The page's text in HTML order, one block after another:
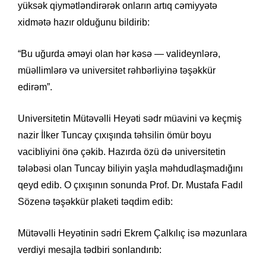
yüksək qiymətləndirərək onların artıq cəmiyyətə
xidmətə hazır olduğunu bildirib:
“Bu uğurda əməyi olan hər kəsə — valideynlərə,
müəllimlərə və universitet rəhbərliyinə təşəkkür
edirəm”.
Universitetin Mütəvəlli Heyəti sədr müavini və keçmiş
nazir İlker Tuncay çıxışında təhsilin ömür boyu
vacibliyini önə çəkib. Hazırda özü də universitetin
tələbəsi olan Tuncay biliyin yaşla məhdudlaşmadığını
qeyd edib. O çıxışının sonunda Prof. Dr. Mustafa Fadıl
Sözenə təşəkkür plaketi təqdim edib:
Mütəvəlli Heyətinin sədri Ekrem Çalkılıç isə məzunlara
verdiyi mesajla tədbiri sonlandırıb: